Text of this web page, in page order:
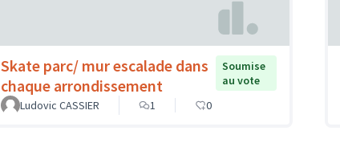
Skate parc/ mur escalade dans
chaque arrondissement
Soumise
au vote
Ludovic CASSIER
1 0